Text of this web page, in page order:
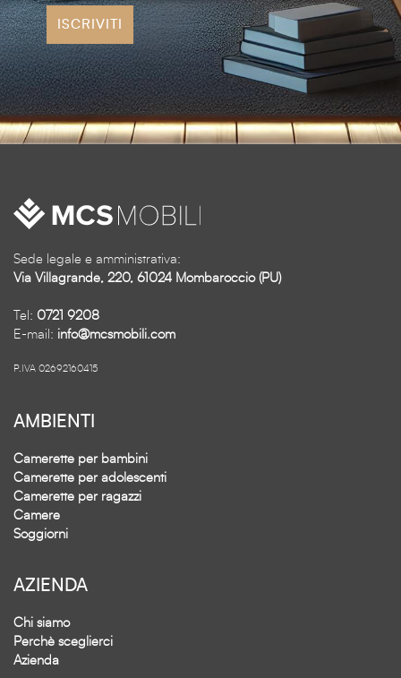
ISCRIVITI
Sede legale e amministrativa:
Via Villagrande, 220, 61024 Mombaroccio (PU)
Tel: 0721 9208
E-mail: info@mcsmobili.com
P.IVA 02692160415
AMBIENTI
Camerette per bambini
Camerette per adolescenti
Camerette per ragazzi
Camere
Soggiorni
AZIENDA
Chi siamo
Perchè sceglierci
Azienda